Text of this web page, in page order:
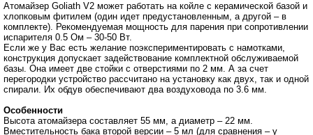
Атомайзер Goliath V2 может работать на койле с керамической базой и
хлопковым фитилем (один идет предустановленным, а другой – в
комплекте). Рекомендуемая мощность для парения при сопротивлении
испарителя 0.5 Ом – 30-50 Вт.
Если же у Вас есть желание поэкспериментировать с намотками,
конструкция допускает задействование комплектной обслуживаемой
базы. Она имеет две стойки с отверстиями по 2 мм. А за счет
перегородки устройство рассчитано на установку как двух, так и одной
спирали. Их обдув обеспечивают два воздуховода по 3.6 мм.
Особенности
Высота атомайзера составляет 55 мм, а диаметр – 22 мм.
Вместительность бака второй версии – 5 мл (для сравнения – у